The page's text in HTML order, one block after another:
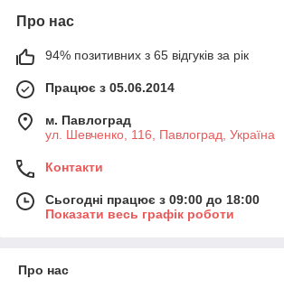
Про нас
94% позитивних з 65 відгуків за рік
Працює з 05.06.2014
м. Павлоград
ул. Шевченко, 116, Павлоград, Україна
Контакти
Сьогодні працює з 09:00 до 18:00
Показати весь графік роботи
Про нас